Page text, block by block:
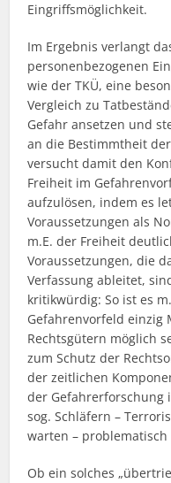
Eingriffsmöglichkeit.
Im Ergebnis verlangt
personenbezogenen
wie der TKÜ, eine
Vergleich zu
Gefahr ansetzen und
an die Bestimmtheit
versucht damit den
Freiheit im
aufzulösen, indem es
Voraussetzungen als
m.E. der Freiheit
Voraussetzungen, die
Verfassung ableitet,
kritikwürdig: So ist es
Gefahrenvorfeld einzig
Rechtsgütern möglich
zum Schutz der
der zeitlichen
der Gefahrerforschung
sog. Schläfern –
warten – problematisch
Ob ein solches